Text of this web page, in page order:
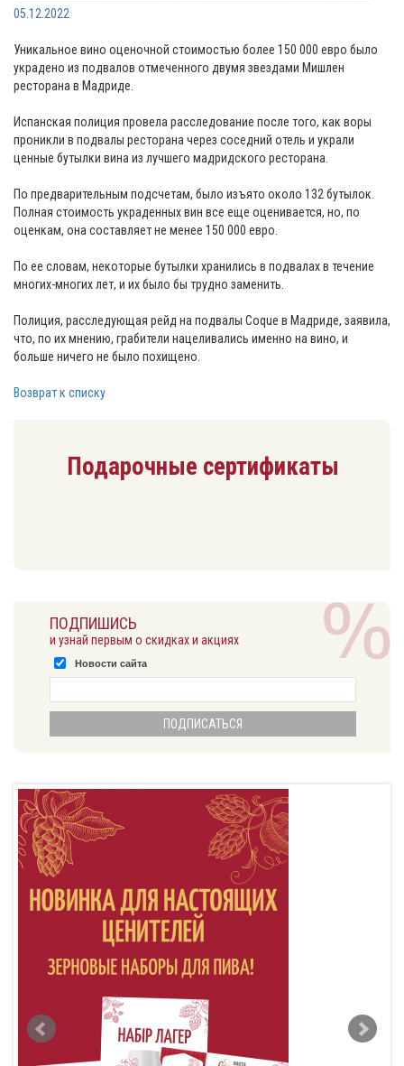
05.12.2022
Уникальное вино оценочной стоимостью более 150 000 евро было
украдено из подвалов отмеченного двумя звездами Мишлен
ресторана в Мадриде.
Испанская полиция провела расследование после того, как воры
проникли в подвалы ресторана через соседний отель и украли
ценные бутылки вина из лучшего мадридского ресторана.
По предварительным подсчетам, было изъято около 132 бутылок.
Полная стоимость украденных вин все еще оценивается, но, по
оценкам, она составляет не менее 150 000 евро.
По ее словам, некоторые бутылки хранились в подвалах в течение
многих-многих лет, и их было бы трудно заменить.
Полиция, расследующая рейд на подвалы Coque в Мадриде, заявила,
что, по их мнению, грабители нацеливались именно на вино, и
больше ничего не было похищено.
Возврат к списку
Подарочные сертификаты
ПОДПИШИСЬ
и узнай первым о скидках и акциях
Новости сайта